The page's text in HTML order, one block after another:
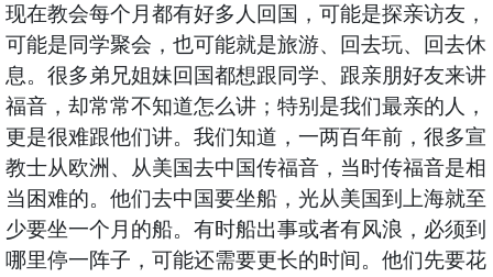
现在教会每个月都有好多人回国，可能是探亲访友，
可能是同学聚会，也可能就是旅游、回去玩、回去休
息。很多弟兄姐妹回国都想跟同学、跟亲朋好友来讲
福音，却常常不知道怎么讲；特别是我们最亲的人，
更是很难跟他们讲。我们知道，一两百年前，很多宣
教士从欧洲、从美国去中国传福音，当时传福音是相
当困难的。他们去中国要坐船，光从美国到上海就至
少要坐一个月的船。有时船出事或者有风浪，必须到
哪里停一阵子，可能还需要更长的时间。他们先要花